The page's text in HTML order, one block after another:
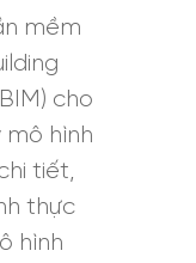
mềm
cho
hình
tiết,
thực
hình